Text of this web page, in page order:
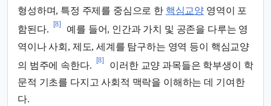
형성하며, 특정 주제를 중심으로 한 핵심교양 영역이 포
함된다.
[8]
예를 들어, 인간과 가치 및 공존을 다루는 영
역이나 사회, 제도, 세계를 탐구하는 영역 등이 핵심교양
의 범주에 속한다.
[8]
이러한 교양 과목들은 학부생이 학
문적 기초를 다지고 사회적 맥락을 이해하는 데 기여한
다.